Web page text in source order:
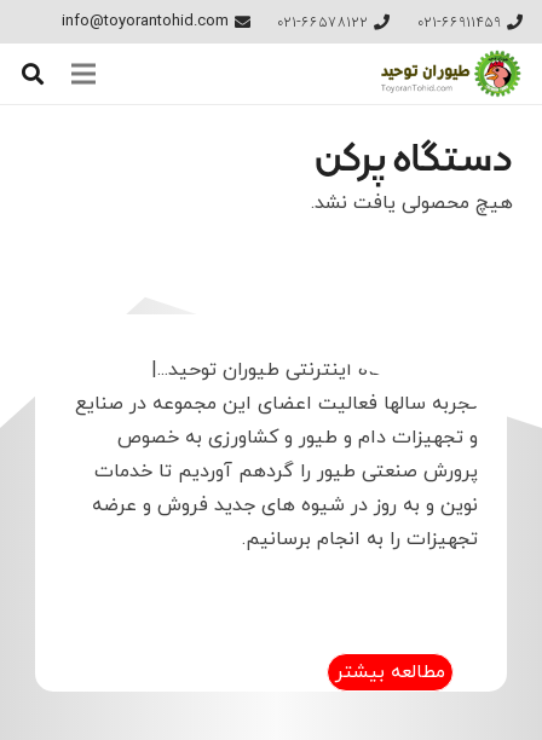
021-66911459
021-66578122
info@toyorantohid.com
دستگاه پرکن
هیچ محصولی یافت نشد.
درباره فروشگاه اینترنتی طیوران توحید...
تجربه سالها فعالیت اعضای این مجموعه در صنایع
و تجهیزات دام و طیور و کشاورزی به خصوص
پرورش صنعتی طیور را گردهم آوردیم تا خدمات
نوین و به روز در شیوه های جدید فروش و عرضه
تجهیزات را به انجام برسانیم.
مطالعه بیشتر